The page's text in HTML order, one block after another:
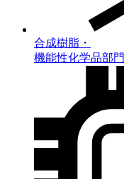
合成樹脂・
機能性化学品部門